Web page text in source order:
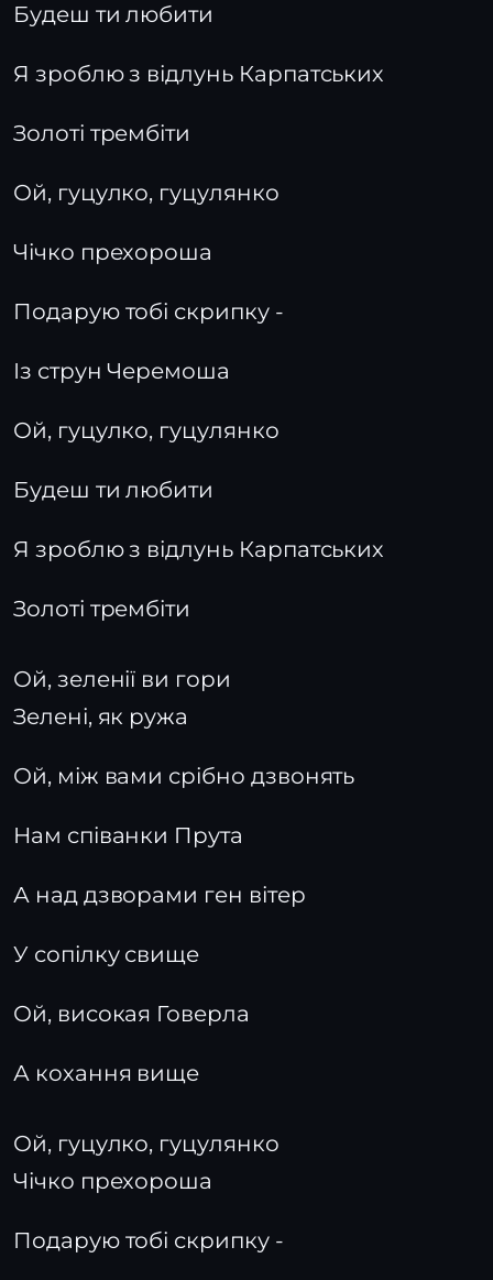
Будеш ти любити
Я зроблю з відлунь Карпатських
Золоті трембіти
Ой, гуцулко, гуцулянко
Чічко прехороша
Подарую тобі скрипку -
Із струн Черемоша
Ой, гуцулко, гуцулянко
Будеш ти любити
Я зроблю з відлунь Карпатських
Золоті трембіти
Ой, зеленії ви гори
Зелені, як ружа
Ой, між вами срібно дзвонять
Нам співанки Прута
А над дзворами ген вітер
У сопілку свище
Ой, високая Говерла
А кохання вище
Ой, гуцулко, гуцулянко
Чічко прехороша
Подарую тобі скрипку -